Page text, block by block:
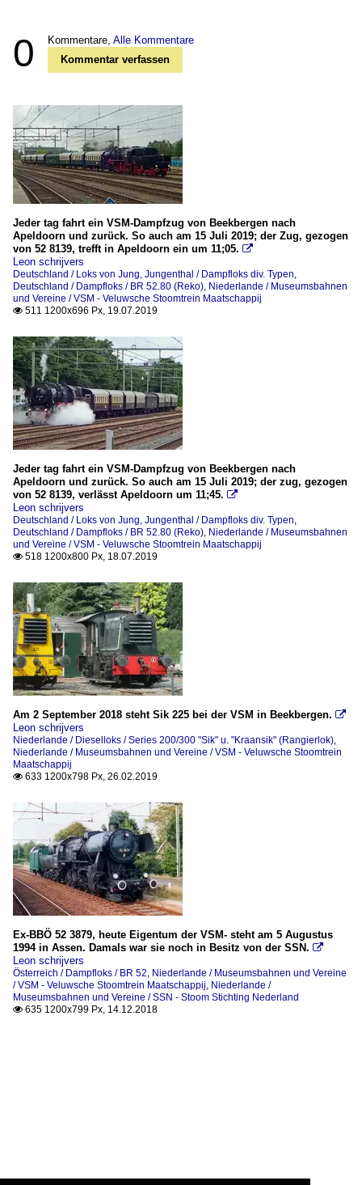
0 Kommentare, Alle Kommentare
Kommentar verfassen
Jeder tag fahrt ein VSM-Dampfzug von Beekbergen nach
Apeldoorn und zurück. So auch am 15 Juli 2019; der Zug, gezogen
von 52 8139, trefft in Apeldoorn ein um 11;05. 
Leon schrijvers
Deutschland / Loks von Jung, Jungenthal / Dampfloks div. Typen,
Deutschland / Dampfloks / BR 52.80 (Reko), Niederlande / Museumsbahnen
und Vereine / VSM - Veluwsche Stoomtrein Maatschappij
 511 1200x696 Px, 19.07.2019
Jeder tag fahrt ein VSM-Dampfzug von Beekbergen nach
Apeldoorn und zurück. So auch am 15 Juli 2019; der zug, gezogen
von 52 8139, verlässt Apeldoorn um 11;45. 
Leon schrijvers
Deutschland / Loks von Jung, Jungenthal / Dampfloks div. Typen,
Deutschland / Dampfloks / BR 52.80 (Reko), Niederlande / Museumsbahnen
und Vereine / VSM - Veluwsche Stoomtrein Maatschappij
 518 1200x800 Px, 18.07.2019
Am 2 September 2018 steht Sik 225 bei der VSM in Beekbergen. 
Leon schrijvers
Niederlande / Dieselloks / Series 200/300 "Sik" u. "Kraansik" (Rangierlok),
Niederlande / Museumsbahnen und Vereine / VSM - Veluwsche Stoomtrein
Maatschappij
 633 1200x798 Px, 26.02.2019
Ex-BBÖ 52 3879, heute Eigentum der VSM- steht am 5 Augustus
1994 in Assen. Damals war sie noch in Besitz von der SSN. 
Leon schrijvers
Österreich / Dampfloks / BR 52, Niederlande / Museumsbahnen und Vereine
/ VSM - Veluwsche Stoomtrein Maatschappij, Niederlande /
Museumsbahnen und Vereine / SSN - Stoom Stichting Nederland
 635 1200x799 Px, 14.12.2018